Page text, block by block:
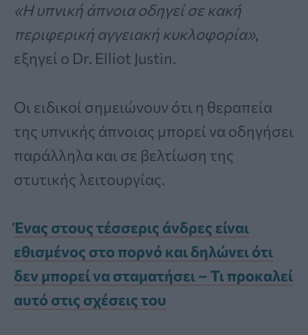
«Η υπνική άπνοια οδηγεί σε κακή
περιφερική αγγειακή κυκλοφορία»,
εξηγεί ο Dr. Elliot Justin.
Οι ειδικοί σημειώνουν ότι η θεραπεία
της υπνικής άπνοιας μπορεί να οδηγήσει
παράλληλα και σε βελτίωση της
στυτικής λειτουργίας.
Ένας στους τέσσερις άνδρες είναι
εθισμένος στο πορνό και δηλώνει ότι
δεν μπορεί να σταματήσει – Τι προκαλεί
αυτό στις σχέσεις του